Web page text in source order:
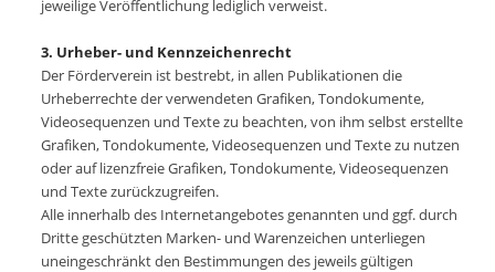
jeweilige Veröffentlichung lediglich verweist.
3. Urheber- und Kennzeichenrecht
Der Förderverein ist bestrebt, in allen Publikationen die
Urheberrechte der verwendeten Grafiken, Tondokumente,
Videosequenzen und Texte zu beachten, von ihm selbst erstellte
Grafiken, Tondokumente, Videosequenzen und Texte zu nutzen
oder auf lizenzfreie Grafiken, Tondokumente, Videosequenzen
und Texte zurückzugreifen.
Alle innerhalb des Internetangebotes genannten und ggf. durch
Dritte geschützten Marken- und Warenzeichen unterliegen
uneingeschränkt den Bestimmungen des jeweils gültigen